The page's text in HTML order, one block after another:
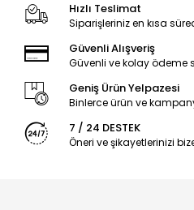
Hızlı Teslimat
Siparişleriniz en kısa
Güvenli Alışveriş
Güvenli ve kolay ödeme
Geniş Ürün Yelpazesi
Binlerce ürün ve
7 / 24 DESTEK
Öneri ve şikayetlerinizi